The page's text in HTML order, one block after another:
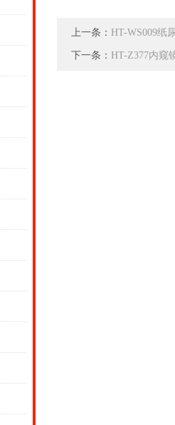
上一条： HT-WS009纸
下一条： HT-Z377内窥